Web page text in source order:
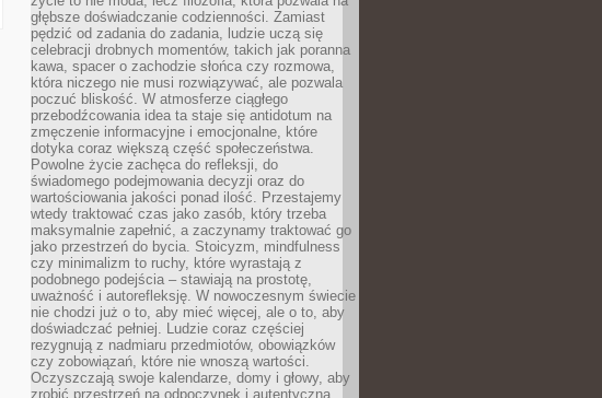
głębsze doświadczanie codzienności. Zamiast
pędzić od zadania do zadania, ludzie uczą się
celebracji drobnych momentów, takich jak poranna
kawa, spacer o zachodzie słońca czy rozmowa,
która niczego nie musi rozwiązywać, ale pozwala
poczuć bliskość. W atmosferze ciągłego
przebodźcowania idea ta staje się antidotum na
zmęczenie informacyjne i emocjonalne, które
dotyka coraz większą część społeczeństwa.
Powolne życie zachęca do refleksji, do
świadomego podejmowania decyzji oraz do
wartościowania jakości ponad ilość. Przestajemy
wtedy traktować czas jako zasób, który trzeba
maksymalnie zapełnić, a zaczynamy traktować go
jako przestrzeń do bycia. Stoicyzm, mindfulness
czy minimalizm to ruchy, które wyrastają z
podobnego podejścia – stawiają na prostotę,
uważność i autorefleksję. W nowoczesnym świecie
nie chodzi już o to, aby mieć więcej, ale o to, aby
doświadczać pełniej. Ludzie coraz częściej
rezygnują z nadmiaru przedmiotów, obowiązków
czy zobowiązań, które nie wnoszą wartości.
Oczyszczają swoje kalendarze, domy i głowy, aby
zrobić przestrzeń na odpoczynek i autentyczną